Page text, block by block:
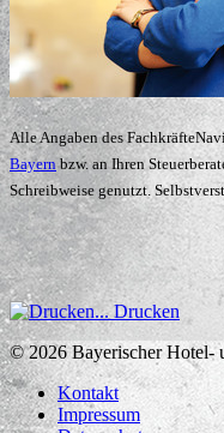
Alle Angaben des
Bayernbzw. an Ihren
Schreibweise genutzt.
Drucken
© 2026Bayerischer Hotel-
Kontakt
Impressum